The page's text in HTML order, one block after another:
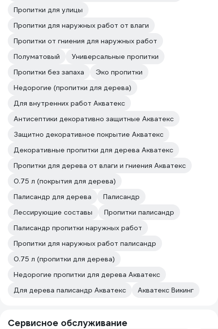
Пропитки для улицы
Пропитки для наружных работ от влаги
Пропитки от гниения для наружных работ
Полуматовый
Универсальные пропитки
Пропитки без запаха
Эко пропитки
Недорогие (пропитки для дерева)
Для внутренних работ Акватекс
Антисептики декоративно защитные Акватекс
Защитно декоративное покрытие Акватекс
Декоративные пропитки для дерева Акватекс
Пропитки для дерева от влаги и гниения Акватекс
0.75 л (покрытия для дерева)
Палисандр для дерева
Палисандр
Лессирующие составы
Пропитки палисандр
Палисандр пропитки наружных работ
Пропитки для наружных работ палисандр
0.75 л (пропитки для дерева)
Недорогие пропитки для дерева Акватекс
Для дерева палисандр Акватекс
Акватекс Викинг
Сервисное обслуживание